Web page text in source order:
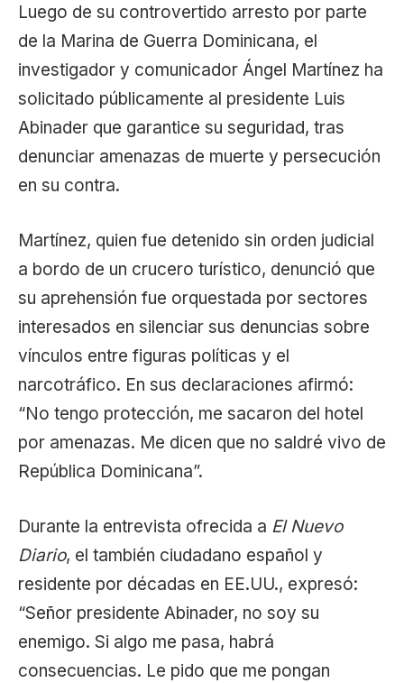
Luego de su controvertido arresto por parte
de la Marina de Guerra Dominicana, el
investigador y comunicador Ángel Martínez ha
solicitado públicamente al presidente Luis
Abinader que garantice su seguridad, tras
denunciar amenazas de muerte y persecución
en su contra.
Martínez, quien fue detenido sin orden judicial
a bordo de un crucero turístico, denunció que
su aprehensión fue orquestada por sectores
interesados en silenciar sus denuncias sobre
vínculos entre figuras políticas y el
narcotráfico. En sus declaraciones afirmó:
“No tengo protección, me sacaron del hotel
por amenazas. Me dicen que no saldré vivo de
República Dominicana”.
Durante la entrevista ofrecida a El Nuevo
Diario, el también ciudadano español y
residente por décadas en EE.UU., expresó:
“Señor presidente Abinader, no soy su
enemigo. Si algo me pasa, habrá
consecuencias. Le pido que me pongan